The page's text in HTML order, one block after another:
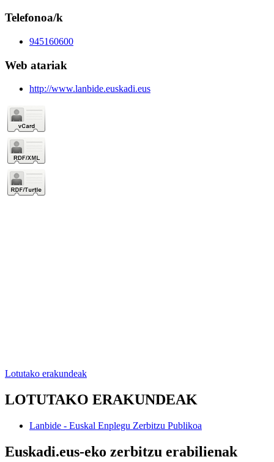
Telefonoa/k
945160600
Web atariak
http://www.lanbide.euskadi.eus
Lotutako erakundeak
LOTUTAKO ERAKUNDEAK
Lanbide - Euskal Enplegu Zerbitzu Publikoa
Euskadi.eus-eko zerbitzu erabilienak